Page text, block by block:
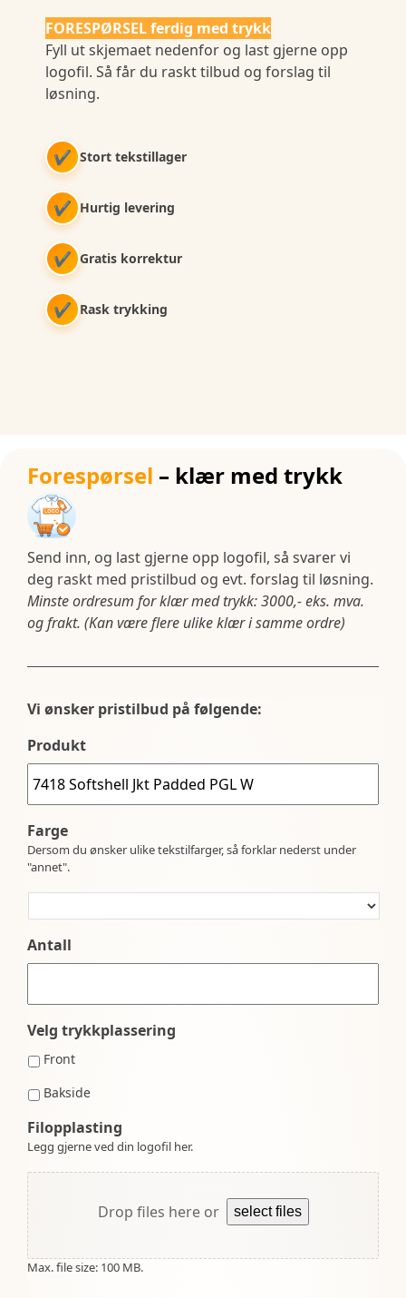
FORESPØRSEL ferdig med trykk
Fyll ut skjemaet nedenfor og last gjerne opp
logofil. Så får du raskt tilbud og forslag til
løsning.
✔ Stort tekstillager
✔ Hurtig levering
✔ Gratis korrektur
✔ Rask trykking
Forespørsel – klær med trykk
Send inn, og last gjerne opp logofil, så svarer vi
deg raskt med pristilbud og evt. forslag til løsning.
Minste ordresum for klær med trykk: 3000,- eks. mva.
og frakt. (Kan være flere ulike klær i samme ordre)
Vi ønsker pristilbud på følgende:
Produkt
Farge
Dersom du ønsker ulike tekstilfarger, så forklar nederst under
"annet".
Antall
Velg trykkplassering
Front
Bakside
Filopplasting
Legg gjerne ved din logofil her.
Drop files here or select files
Max. file size: 100 MB.